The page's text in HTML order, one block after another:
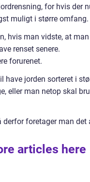
for hvis der
muligt i større omfang.
hvis man vidste, at
renset senere.
forurenet.
jorden sorteret i
eller man netop skal
foretager man det
articles here